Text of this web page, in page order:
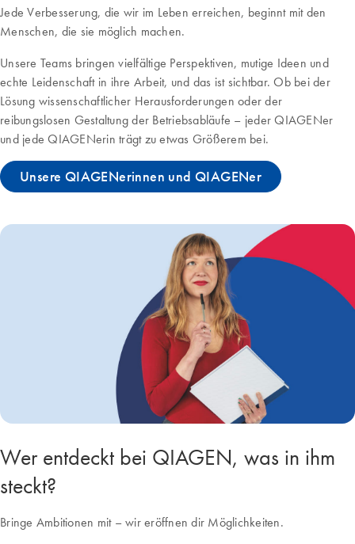
Jede Verbesserung, die wir im Leben erreichen, beginnt mit den
Menschen, die sie möglich machen.
Unsere Teams bringen vielfältige Perspektiven, mutige Ideen und
echte Leidenschaft in ihre Arbeit, und das ist sichtbar. Ob bei der
Lösung wissenschaftlicher Herausforderungen oder der
reibungslosen Gestaltung der Betriebsabläufe – jeder QIAGENer
und jede QIAGENerin trägt zu etwas Größerem bei.
Unsere QIAGENerinnen und QIAGENer
Wer entdeckt bei QIAGEN, was in ihm
steckt?
Bringe Ambitionen mit – wir eröffnen dir Möglichkeiten.